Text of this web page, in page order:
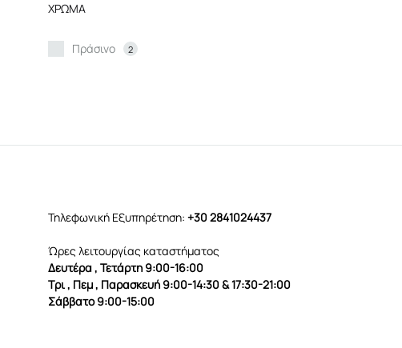
ΧΡΩΜΑ
Πράσινο 2
Τηλεφωνική Εξυπηρέτηση: +30 2841024437
Ώρες λειτουργίας καταστήματος
Δευτέρα , Τετάρτη 9:00-16:00
Τρι , Πεμ , Παρασκευή 9:00-14:30 & 17:30-21:00
Σάββατο 9:00-15:00